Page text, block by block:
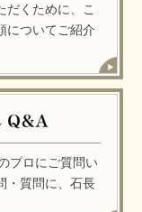
だくために、こ
についてご紹介
プロにご質問い
・質問に、石長